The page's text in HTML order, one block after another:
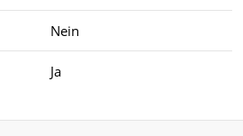
Nein
Ja